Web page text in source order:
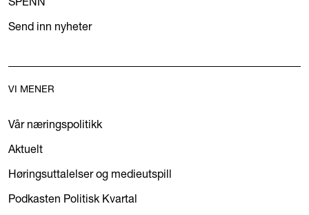
Send inn nyheter
VI MENER
Vår næringspolitikk
Aktuelt
Høringsuttalelser og medieutspill
Podkasten Politisk Kvartal